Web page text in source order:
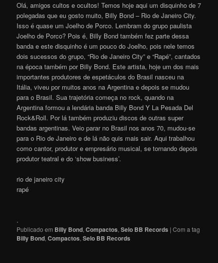
Olá, amigos cultos e ocultos! Temos hoje aqui um disquinho de 7
polegadas que eu gosto muito, Billy Bond – Rio de Janeiro City.
Isso é quase um Joelho de Porco. Lembram do grupo paulista
Joelho de Porco? Pois é, Billy Bond também fez parte dessa
banda e este disquinho é um pouco do Joelho, pois nele temos
dois sucessos do grupo, “Rio de Janeiro City” e “Rapé”, cantados
na época também por Billy Bond. Este artista, hoje um dos mais
importantes produtores de espetáculos do Brasil nasceu na
Itália, viveu por muitos anos na Argentina e depois se mudou
para o Brasil. Sua trajetória começa no rock, quando na
Argentina formou a lendária banda Billy Bond Y La Pesada Del
Rock&Roll. Por lá também produziu discos de outras super
bandas argentinas. Veio parar no Brasil nos anos 70, mudou-se
para o Rio de Janeiro e de lá não quis mais sair. Aqui trabalhou
como cantor, produtor e empresário musical, se tornando depois
produtor teatral e do ‘show business’.
rio de janeiro city
rapé
.
Publicado em Billy Bond,Compactos,Selo BB Records |Com a tag
Billy Bond,Compactos,Selo BB Records